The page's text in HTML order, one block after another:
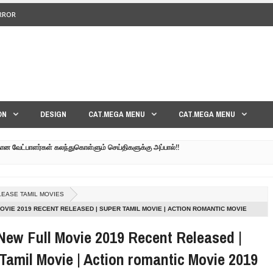
DESIGN CAT.MEGA MENU CAT.MEGA MENU
வேட்பாளர்கள் கலந்துகொள்ளும் செய்திகளுக்கு அப்பால்!!
அமீர் | 6TH APRIL AGNI PAARVAI DIRECTOR AMEER
மாவீரர் குடும்பத்தின் கண்ணீர்க் கதை |
நடந்தது என்ன??| GENEVA LIVE PART-02
| GENEVA LIVE PART-03 | SRI LANKA
TAMIL MOVIES
2019 RECENT RELEASED | SUPER TAMIL MOVIE | ACTION ROMANTIC MOVIE
Full Movie 2019 Recent Released |
Movie | Action romantic Movie 2019